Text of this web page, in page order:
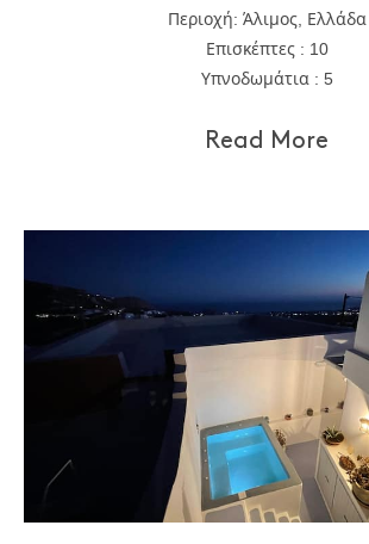
Περιοχή: Άλιμος, Ελλάδα
Επισκέπτες : 10
Υπνοδωμάτια : 5
Read More